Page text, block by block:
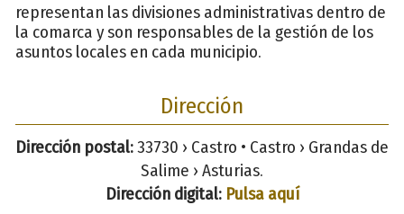
representan las divisiones administrativas dentro de
la comarca y son responsables de la gestión de los
asuntos locales en cada municipio.
Dirección
Dirección postal:33730 › Castro • Castro › Grandas de
Salime › Asturias.
Dirección digital: Pulsa aquí